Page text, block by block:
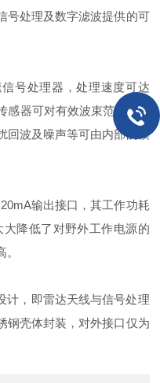
号处理及数字滤波提供的可
号处理器，处理速度可达
感器可对有效波束范围内的
回波及噪声等可由内部的模
输出接口，其工作功耗
降低了对野外工作电源的
计，即雷达天线与信号处理
钢壳体封装，对外接口仅为